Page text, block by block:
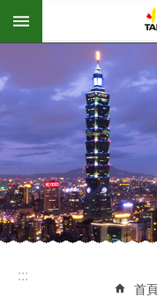
跳到主要內容區塊
:::
首